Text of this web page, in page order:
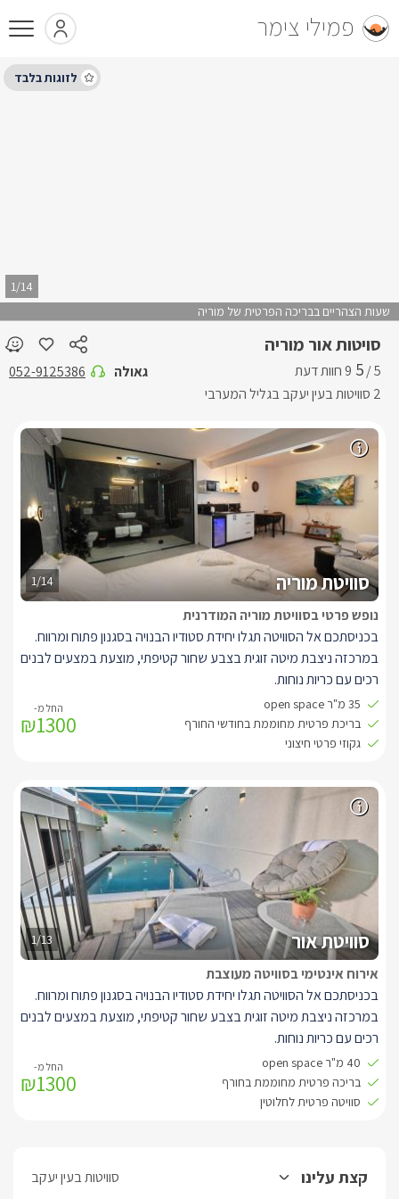
פמילי צימר
סויטות אור מוריה
5 /
5
2 סוויטות בעין יעקב בגליל המערבי
גאולה 052-9125386
שעות הצהריים בבריכה הפרטית של מוריה
1/14
1/13 סוויטת אור
אירוח אינטימי בסוויטה מעוצבת
בכניסתכם אל הסוויטה תגלו יחידת סטודיו הבנויה בסגנון פתוח ומרווח.
במרכזה ניצבת מיטה זוגית בצבע שחור קטיפתי, מוצעת במצעים לבנים
רכים עם כריות נוחות.
קיר גב המיטה מעוצב בחיפוי קיר שיש שחור, ולצידי המיטה ארוניות צד
לבנות תואמות.
אל מול המיטה תלויה על הקיר טלויזיה חדישה המחוברת לאינטרנט
אספרסו, מיקרוגל, וערכה להכנת קפה ותה. בסמוך לה ניצב שולחן אוכל
40 מ"ר open space
בריכה פרטית מחוממת בחורף
סוויטה פרטית לחלוטין
₪1300
1/14 סוויטת מוריה
נופש פרטי בסוויטת מוריה המודרנית
בכניסתכם אל הסוויטה תגלו יחידת סטודיו הבנויה בסגנון פתוח ומרווח.
במרכזה ניצבת מיטה זוגית בצבע שחור קטיפתי, מוצעת במצעים לבנים
רכים עם כריות נוחות.
קיר גב המיטה מעוצב בחיפוי קיר בצבע אפור, ולצידי המיטה ארוניות צד
לבנות תואמות.
אל מול המיטה תלויה על הקיר טלויזיה חדישה המחוברת לאינטרנט
עם זוג כורסאות יחיד בצבע אפור בהיר נוחות במיוחד.
בחלל המרכזי בנוסף מטבחון מאובזר בצבע לבן, ובו מיני בר, מכונת
אספרסו, מיקרוגל, וערכה להכנת קפה ותה. בסמוך לה ניצב שולחן אוכל
לזוג.
חדר הרחצה מופרד באמצעות זכוכית כהה, בצידו האחד ניצב מקלחון
זוגי מרווח עם פרזול כסוף שני ראשי גשם, כיור מרווח ושירותים.
חדר הרחצה ניתן להסתרה באמצעות וילון לבן אטום לפרטיות מלאה.
35 מ"ר open space
בריכת פרטית מחוממת בחודשי החורף
גקוזי פרטי חיצוני
₪1300
קצת עלינו סוויטות בעין יעקב